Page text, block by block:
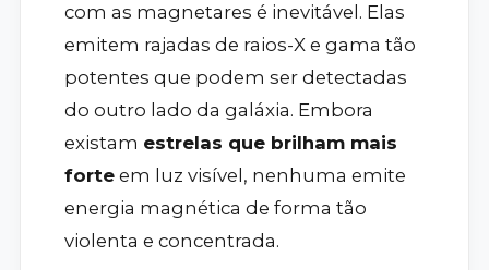
com as magnetares é inevitável. Elas
emitem rajadas de raios-X e gama tão
potentes que podem ser detectadas
do outro lado da galáxia. Embora
existam estrelas que brilham mais
forteem luz visível, nenhuma emite
energia magnética de forma tão
violenta e concentrada.